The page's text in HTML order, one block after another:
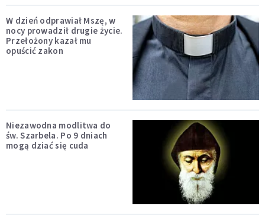
W dzień odprawiał Mszę, w
nocy prowadził drugie życie.
Przełożony kazał mu
opuścić zakon
Niezawodna modlitwa do
św. Szarbela. Po 9 dniach
mogą dziać się cuda